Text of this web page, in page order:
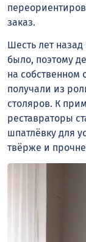
заказ.
Шесть лет
было, поэтому
на
получали из
столяров. К
реставраторы
шпатлёвку для
твёрже и